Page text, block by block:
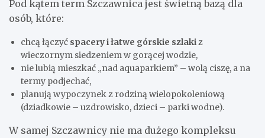
Pod kątem term Szczawnica jest świetną bazą dla
osób, które:
chcą łączyć spacery i łatwe górskie szlakiz
wieczornym siedzeniem w gorącej wodzie,
nie lubią mieszkać „nad aquaparkiem” – wolą ciszę, a na
termy podjechać,
planują wypoczynek z rodziną wielopokoleniową
(dziadkowie – uzdrowisko, dzieci – parki wodne).
W samej Szczawnicy nie ma dużego kompleksu